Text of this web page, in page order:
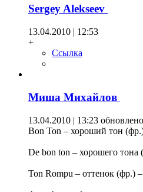
Sergey Alekseev
13.04.2010 | 12:53
+
Ссылка
Миша Михайлов
13.04.2010 | 13:23
Bon Ton – хороший тон
De bon ton – хорошего тона
Ton Rompu – оттенок (фр.) –